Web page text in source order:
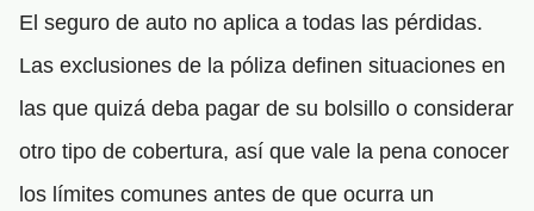
El seguro de auto no aplica a todas las pérdidas.
Las exclusiones de la póliza definen situaciones en
las que quizá deba pagar de su bolsillo o considerar
otro tipo de cobertura, así que vale la pena conocer
los límites comunes antes de que ocurra un